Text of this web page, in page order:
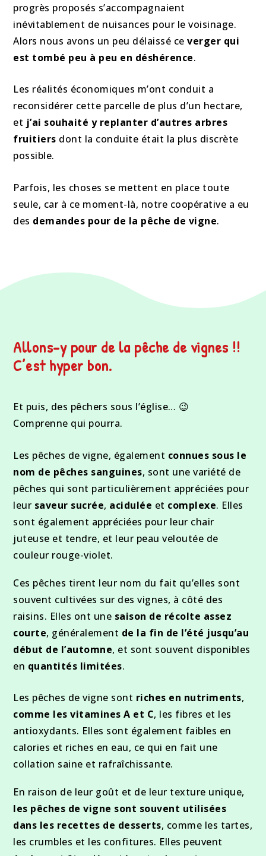
progrès proposés s’accompagnaient
inévitablement de nuisances pour le voisinage.
Alors nous avons un peu délaissé ceverger qui
est tombé peu à peu en déshérence.
Les réalités économiques m’ont conduit a
reconsidérer cette parcelle de plus d’un hectare,
et j’ai souhaité y replanter d’autres arbres
fruitiers dont la conduite était la plus discrète
possible.
Parfois, les choses se mettent en place toute
seule, car à ce moment-là, notre coopérative a eu
des demandes pour de la pêche de vigne.
Allons-y pour de la pêche de vignes !!
C’est hyper bon.
Et puis, des pêchers sous l’église… 😉
Comprenne qui pourra.
Les pêches de vigne, également connues sous le
nom de pêches sanguines, sont une variété de
pêches qui sont particulièrement appréciées pour
leur saveur sucrée, acidulée et complexe. Elles
sont également appréciées pour leur chair
juteuse et tendre, et leur peau veloutée de
couleur rouge-violet.
Ces pêches tirent leur nom du fait qu’elles sont
souvent cultivées sur des vignes, à côté des
raisins. Elles ont une saison de récolte assez
courte, généralement de la fin de l’été jusqu’au
début de l’automne, et sont souvent disponibles
en quantités limitées.
Les pêches de vigne sont riches en nutriments,
comme les vitamines A et C, les fibres et les
antioxydants. Elles sont également faibles en
calories et riches en eau, ce qui en fait une
collation saine et rafraîchissante.
En raison de leur goût et de leur texture unique,
les pêches de vigne sont souvent utilisées
dans les recettes de desserts, comme les tartes,
les crumbles et les confitures. Elles peuvent